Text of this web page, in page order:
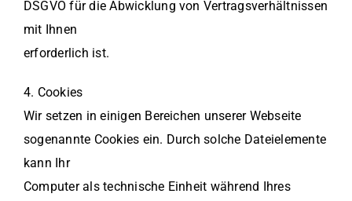
DSGVO für die Abwicklung von Vertragsverhältnissen
mit Ihnen
erforderlich ist.
4. Cookies
Wir setzen in einigen Bereichen unserer Webseite
sogenannte Cookies ein. Durch solche Dateielemente
kann Ihr
Computer als technische Einheit während Ihres